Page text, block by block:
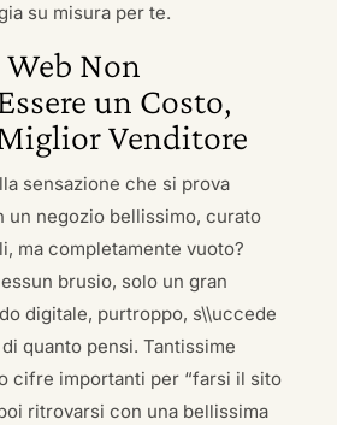
su misura per te.
Non
un Costo,
Venditore
sensazione che si prova
un negozio bellissimo, curato
ma completamente vuoto?
brusio, solo un gran
digitale, purtroppo, s\\uccede
quanto pensi. Tantissime
cifre importanti per “farsi il sito
ritrovarsi con una bellissima